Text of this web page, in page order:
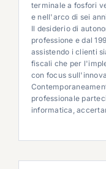
terminale a fosfori
e nell'arco di sei
Il desiderio di
professione e dal
assistendo i clienti
fiscali che per
con focus
professionale
informatica,